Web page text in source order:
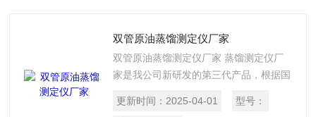
双管原油蒸馏测定仪厂家
双管原油蒸馏测定仪厂家 蒸馏测定仪厂
家是我公司新研发的第三代产品，根据国
定》标准试验方法设计制造的。
更新时间： 2025-04-01 型号：